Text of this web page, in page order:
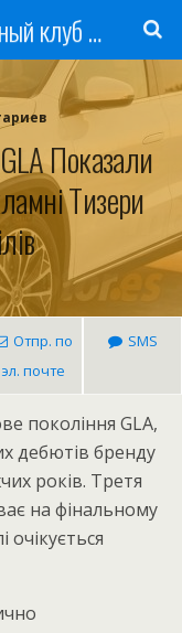
Калина Клуб - официальный клуб ЛАДА
Показали
Тизери
Отпр. по
эл. почте
SMS
покоління GLA,
дебютів бренду
років. Третя
на фінальному
очікується